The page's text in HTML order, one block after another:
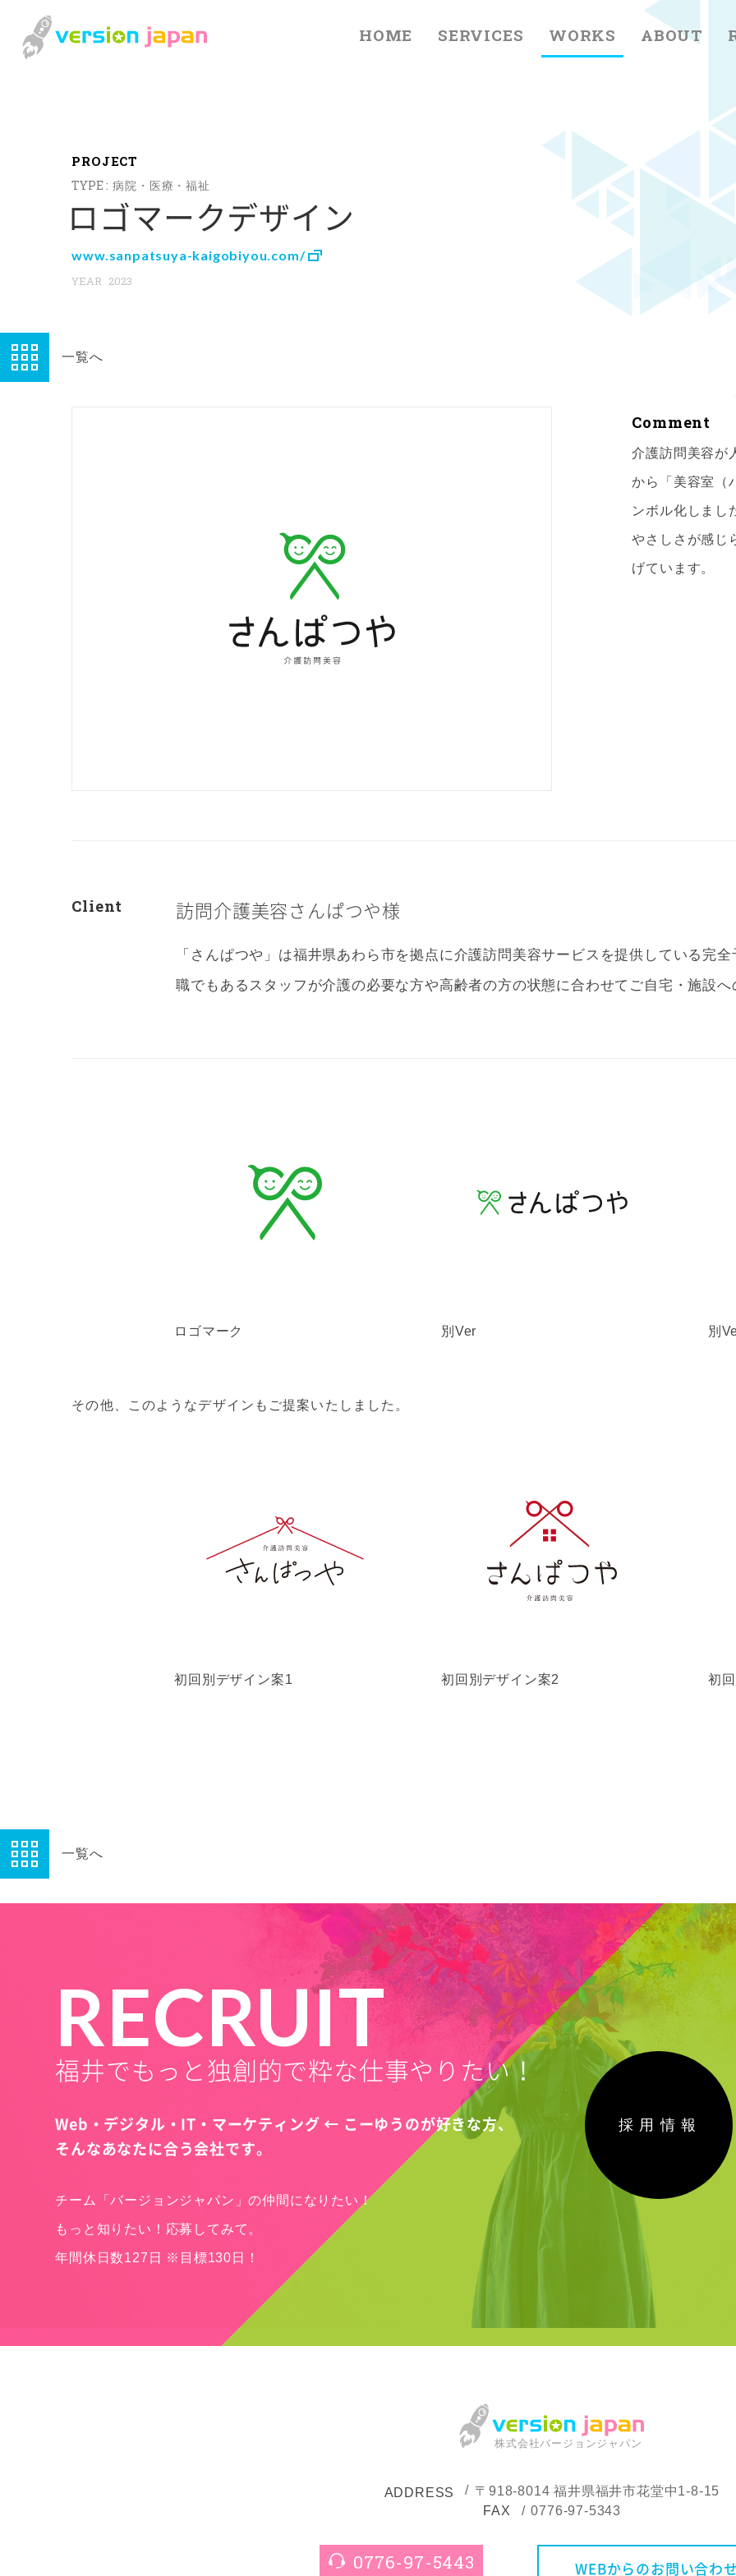
HOME SERVICES WORKS ABOUT
PROJECT
病院・医療・福祉
ロゴマークデザイン
www.sanpatsuya-kaigobiyou.com/
2023
一覧へ
Comment
介護訪問美容が
から「美容室（
ンボル化しまし
やさしさが感じ
げています。
Client 訪問介護美容さんぱつや様
「さんぱつや」は福井県あわら市を拠点に介護訪問美容サービスを提供している完
職でもあるスタッフが介護の必要な方や高齢者の方の状態に合わせてご自宅・施設
ロゴマーク 別Ver 別
その他、このようなデザインもご提案いたしました。
初回別デザイン案1 初回別デザイン案2 初
一覧へ
RECRUIT
福井でもっと独創的で粋な仕事やりたい！
Web・デジタル・IT・マーケティング ← こーゆうのが好きな方、
そんなあなたに合う会社です。
チーム「バージョンジャパン」の仲間になりたい！
もっと知りたい！応募してみて。
年間休日数127日 ※目標130日！
採用情報
株式会社バージョンジャパン
ADDRESS 〒918-8014福井県福井市花堂中1-8-15
FAX
0776-97-5343
0776-97-5443 WEBからのお問い合わ